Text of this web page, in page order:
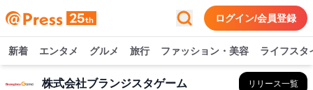
ログイン/会員登録
新着 エンタメ グルメ 旅行 ファッション・美容 ライフスタ
株式会社ブランジスタゲーム リリース一覧